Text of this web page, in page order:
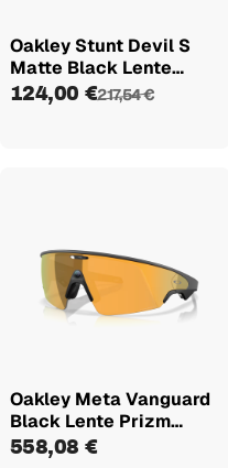
Oakley Stunt Devil S
Matte Black Lente
Prizm...
124,00 €217,54 €
Oakley Meta Vanguard
Black Lente Prizm
24k...
558,08 €